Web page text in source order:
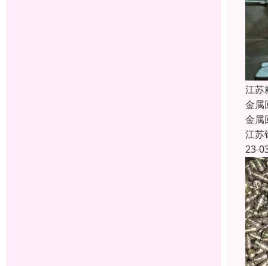
江苏
金属
金属
江苏
23-